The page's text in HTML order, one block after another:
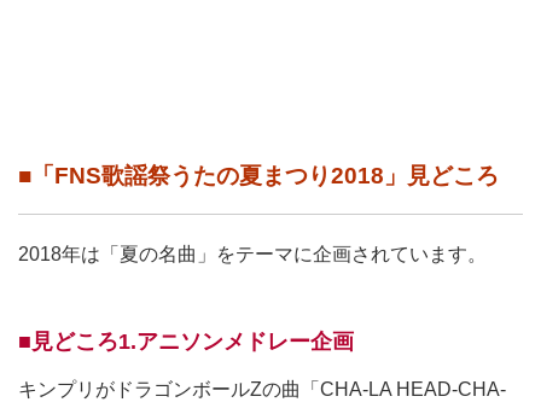
■「FNS歌謡祭うたの夏まつり2018」見どころ
2018年は「夏の名曲」をテーマに企画されています。
■見どころ1.アニソンメドレー企画
キンプリがドラゴンボールZの曲「CHA-LA HEAD-CHA-